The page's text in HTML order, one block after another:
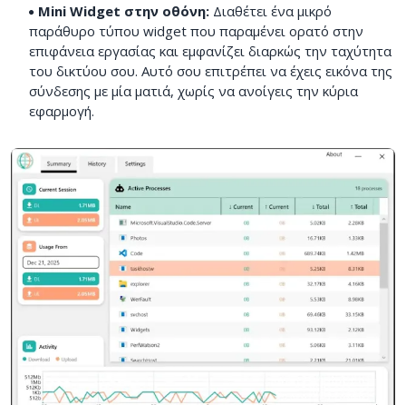
Mini Widget στην οθόνη: Διαθέτει ένα μικρό
παράθυρο τύπου widget που παραμένει ορατό στην
επιφάνεια εργασίας και εμφανίζει διαρκώς την ταχύτητα
του δικτύου σου. Αυτό σου επιτρέπει να έχεις εικόνα της
σύνδεσης με μία ματιά, χωρίς να ανοίγεις την κύρια
εφαρμογή.